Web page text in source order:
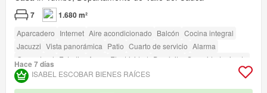
7 1.680 m²
Aparcadero Internet Aire acondicionado Balcón Cocina integral
Jacuzzi Vista panorámica Patio Cuarto de servicio Alarma
Gas natural Estudio Agua Electricidad Depósito
Seguridad privada
Gimnasio Piscina Área infantil Sauna
Acceso para personas con discapacidad
Hace 7 días
ISABEL ESCOBAR BIENES RAÍCES